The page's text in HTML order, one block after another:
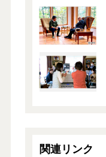
関連リンク